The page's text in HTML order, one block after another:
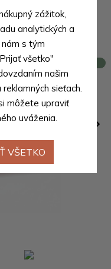
zážitok,
analytických a
s tým
všetko"
našim
sieťach.
môžete upraviť
uváženia.
VŠETKO